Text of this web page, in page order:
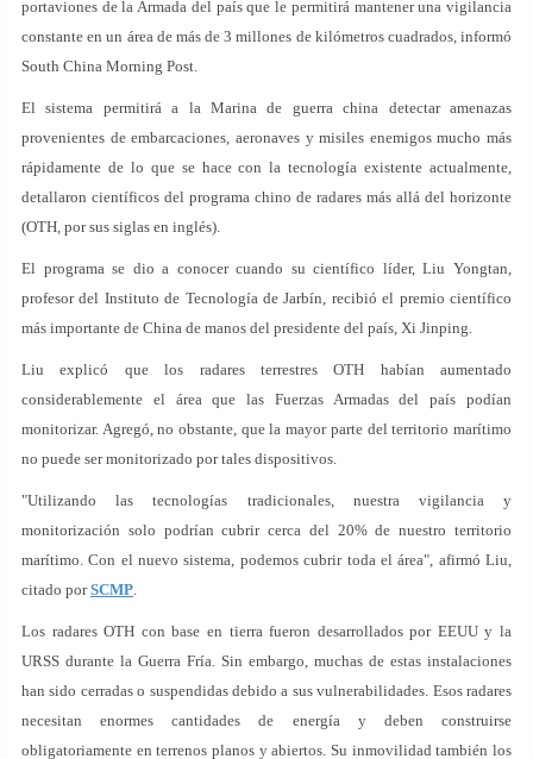
portaviones de la Armada del país que le permitirá mantener una vigilancia
constante en un área de más de 3 millones de kilómetros cuadrados, informó
South China Morning Post.
El sistema permitirá a la Marina de guerra china detectar amenazas
provenientes de embarcaciones, aeronaves y misiles enemigos mucho más
rápidamente de lo que se hace con la tecnología existente actualmente,
detallaron científicos del programa chino de radares más allá del horizonte
(OTH, por sus siglas en inglés).
El programa se dio a conocer cuando su científico líder, Liu Yongtan,
profesor del Instituto de Tecnología de Jarbín, recibió el premio científico
más importante de China de manos del presidente del país, Xi Jinping.
Liu explicó que los radares terrestres OTH habían aumentado
considerablemente el área que las Fuerzas Armadas del país podían
monitorizar. Agregó, no obstante, que la mayor parte del territorio marítimo
no puede ser monitorizado por tales dispositivos.
"Utilizando las tecnologías tradicionales, nuestra vigilancia y
monitorización solo podrían cubrir cerca del 20% de nuestro territorio
marítimo. Con el nuevo sistema, podemos cubrir toda el área", afirmó Liu,
citado porSCMP.
Los radares OTH con base en tierra fueron desarrollados por EEUU y la
URSS durante la Guerra Fría. Sin embargo, muchas de estas instalaciones
han sido cerradas o suspendidas debido a sus vulnerabilidades. Esos radares
necesitan enormes cantidades de energía y deben construirse
obligatoriamente en terrenos planos y abiertos. Su inmovilidad también los